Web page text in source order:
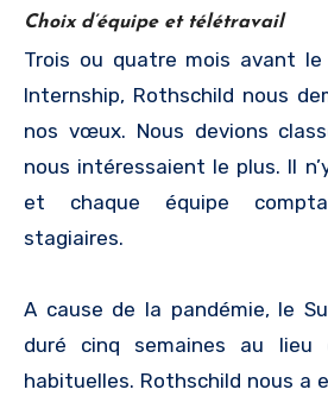
Choix d’équipe et télétravail
Trois ou quatre mois avant
Internship, Rothschild nous
nos vœux. Nous devions
nous intéressaient le plus. Il
et chaque équipe
stagiaires.
A cause de la pandémie, le
duré cinq semaines au lieu
habituelles. Rothschild nous a